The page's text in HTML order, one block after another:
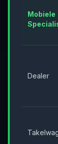
Mobiele
Dealer